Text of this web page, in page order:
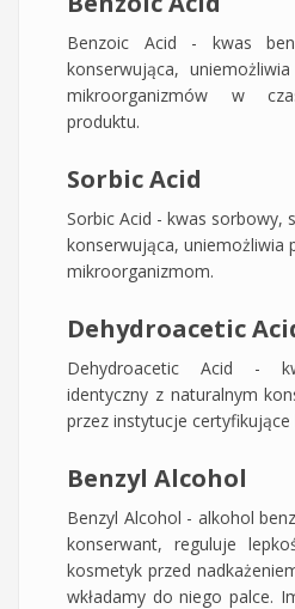
Benzoic Acid - kwas
konserwująca,
mikroorganizmów w
produktu.
Sorbic Acid
Sorbic Acid - kwas sorbowy,
konserwująca, uniemożliwia
mikroorganizmom.
Dehydroacetic
Dehydroacetic Acid -
identyczny z naturalnym
przez instytucje
Benzyl Alcohol
Benzyl Alcohol - alkohol
konserwant, reguluje
kosmetyk przed
wkładamy do niego palce.